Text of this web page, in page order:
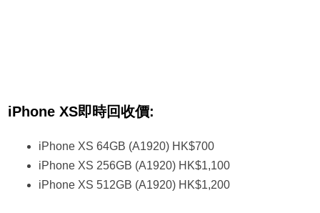
iPhone XS即時回收價:
iPhone XS 64GB (A1920) HK$700
iPhone XS 256GB (A1920) HK$1,100
iPhone XS 512GB (A1920) HK$1,200